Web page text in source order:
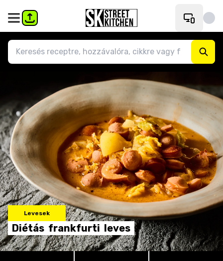
Levesek
Diétás frankfurti leves